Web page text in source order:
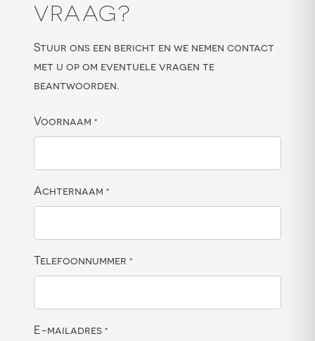
VRAAG?
Stuur ons een bericht en we nemen contact
met u op om eventuele vragen te
beantwoorden.
Voornaam *
Achternaam *
Telefoonnummer *
E-mailadres *